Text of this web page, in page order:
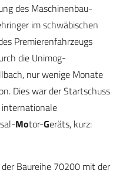
des Maschinenbau-
im schwäbischen
Premierenfahrzeugs
die Unimog-
nur wenige Monate
Dies war der Startschuss
Motor-Geräts, kurz:
Baureihe 70200 mit der